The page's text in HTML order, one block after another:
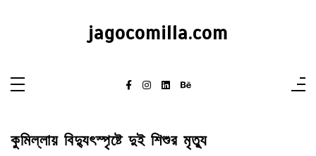
jagocomilla.com
কুমিল্লায় বিদ্যুৎস্পৃষ্টে দুই শিশুর মৃত্যু